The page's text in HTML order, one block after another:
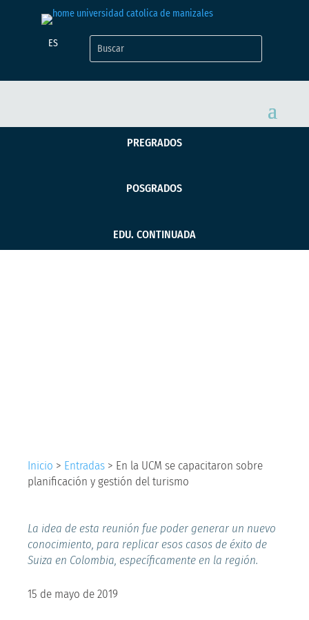
ES
PREGRADOS
POSGRADOS
EDU. CONTINUADA
Inicio > Entradas > En la UCM se capacitaron sobre
planificación y gestión del turismo
La idea de esta reunión fue poder generar un nuevo
conocimiento, para replicar esos casos de éxito de
Suiza en Colombia, específicamente en la región.
15 de mayo de 2019